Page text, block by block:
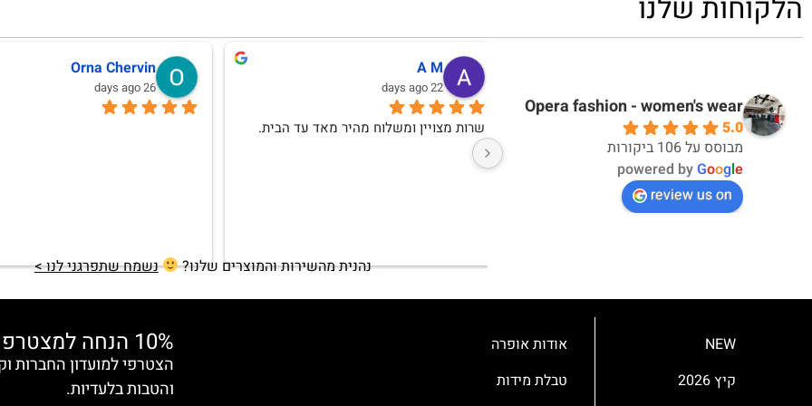
Opera fashion - women's wear
5.0
מבוסס על 106 ביקורות
powered byGoogle
review us on
אחלה חוויית קנייה ואחלה מוצרים
אילנה וגמן
10 months ago
Anat Weksler
10 months ago
נהנית מהשירות והמוצרים שלנו? נשמח שתפרגני לנו >
NEW
קיץ 2026
אודות אופרה
טבלת מידות
10% הנחה למצטרפות חדשות
והטבות בלעדיות.